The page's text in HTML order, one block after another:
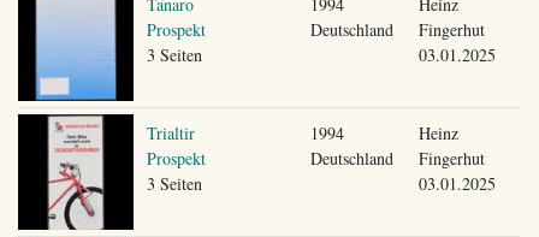
Prospekt
3 Seiten
Deutschland
Fingerhut
03.01.2025
Trialtir
Prospekt
3 Seiten
1994
Deutschland
Heinz
Fingerhut
03.01.2025